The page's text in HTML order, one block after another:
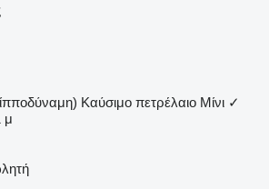
Καύσιμο πετρέλαιο Μίνι ✓
μ